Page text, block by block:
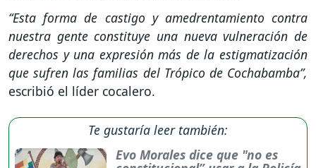
“Esta forma de castigo y amedrentamiento contra
nuestra gente constituye una nueva vulneración de
derechos y una expresión más de la estigmatización
que sufren las familias del Trópico de Cochabamba”,
escribió el líder cocalero.
Te gustaría leer también:
Evo Morales dice que "no es